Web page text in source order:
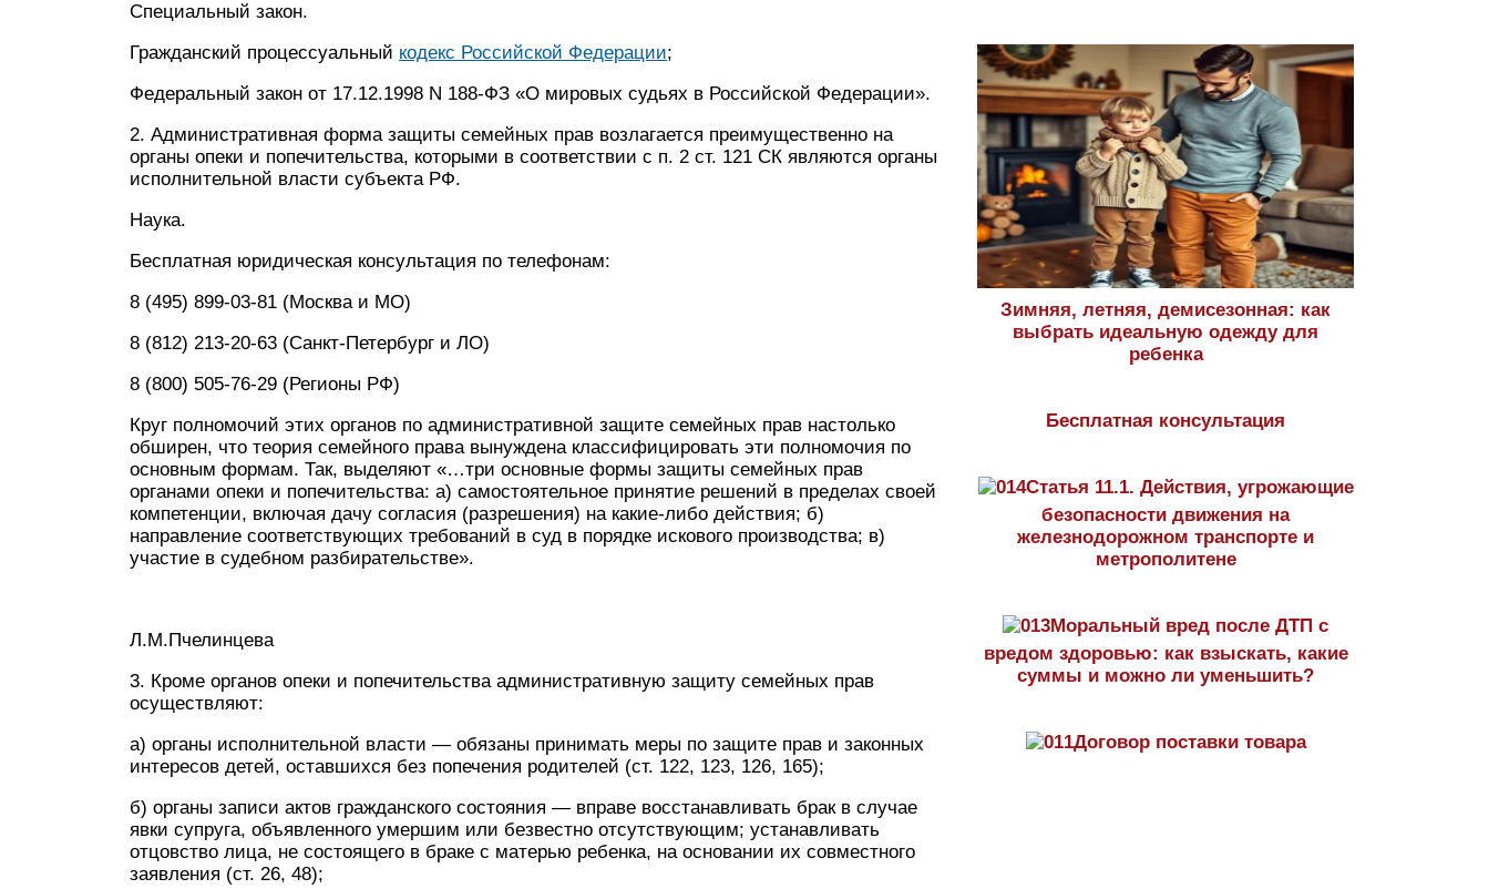
Специальный закон.
Гражданский процессуальный кодекс Российской Федерации;
Федеральный закон от 17.12.1998 N 188-ФЗ «О мировых судьях в Российской Федерации».
2. Административная форма защиты семейных прав возлагается преимущественно на
органы опеки и попечительства, которыми в соответствии с п. 2 ст. 121 СК являются органы
исполнительной власти субъекта РФ.
Наука.
Бесплатная юридическая консультация по телефонам:
8 (495) 899-03-81 (Москва и МО)
8 (812) 213-20-63 (Санкт-Петербург и ЛО)
8 (800) 505-76-29 (Регионы РФ)
Круг полномочий этих органов по административной защите семейных прав настолько
обширен, что теория семейного права вынуждена классифицировать эти полномочия по
основным формам. Так, выделяют «…три основные формы защиты семейных прав
органами опеки и попечительства: а) самостоятельное принятие решений в пределах своей
компетенции, включая дачу согласия (разрешения) на какие-либо действия; б)
направление соответствующих требований в суд в порядке искового производства; в)
участие в судебном разбирательстве».
Л.М.Пчелинцева
3. Кроме органов опеки и попечительства административную защиту семейных прав
осуществляют:
а) органы исполнительной власти — обязаны принимать меры по защите прав и законных
интересов детей, оставшихся без попечения родителей (ст. 122, 123, 126, 165);
б) органы записи актов гражданского состояния — вправе восстанавливать брак в случае
явки супруга, объявленного умершим или безвестно отсутствующим; устанавливать
отцовство лица, не состоящего в браке с матерью ребенка, на основании их совместного
заявления (ст. 26, 48);
Зимняя, летняя, демисезонная: как
выбрать идеальную одежду для
ребенка
Бесплатная консультация
Статья 11.1. Действия, угрожающие
безопасности движения на
железнодорожном транспорте и
метрополитене
Моральный вред после ДТП с
вредом здоровью: как взыскать, какие
суммы и можно ли уменьшить?
Договор поставки товара